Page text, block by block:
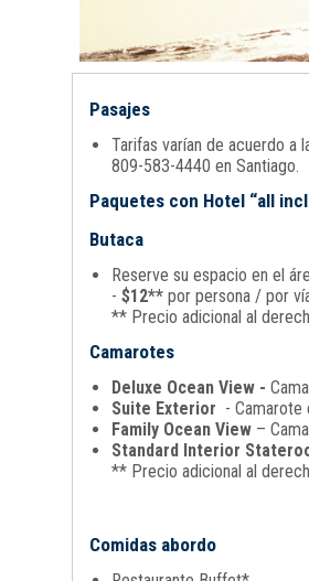
Pasajes
Tarifas varían de acuerdo a
809-583-4440 en Santiago.
Paquetes con Hotel “all
Butaca
Reserve su espacio en el
- $12**por persona / por
** Precio adicional al
Camarotes
Deluxe Ocean View -
Suite Exterior - Camarote
Family Ocean View–
Standard Interior
** Precio adicional al
Comidas abordo